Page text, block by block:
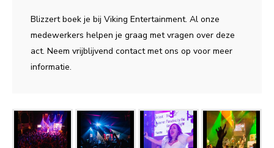
Blizzert boek je bij Viking Entertainment. Al onze
medewerkers helpen je graag met vragen over deze
act. Neem vrijblijvend contact met ons op voor meer
informatie.